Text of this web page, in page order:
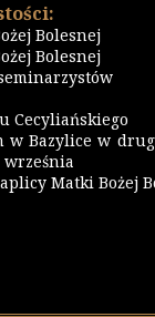
Bolesnej
Bolesnej
Cecyliańskiego
w Bazylice w
Matki Bożej